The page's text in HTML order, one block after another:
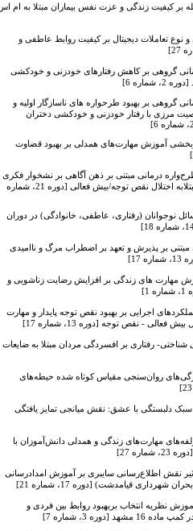
کیفیت زندگی و عزت نفس بیماران مبتلا به ام اس
تعاملات دیجیتال بر کیفیت روابط عاطفی و
گروهی بر کاهش رفتارهای خودزنی و خودکشی
بر بهبود طرحواره های ناسازگار اولیه و
مرزی با رفتار خودزنی و خودکشی دختران
آموزش مهارت‌های همدلی بر بهبود قضاوت
درمانی مبتنی بر ذهن آگاهی بر نشخوار فکری
و سلامت روان مادران دارای فرزندان مبتلابه اختلال نقص توجه/بیش فعالی [دوره 21، شماره
(رفتاری، عاطفی، خانوادگی) در دوران
بر پذیرش و تعهد بر اضطراب مرگ و ناامیدی
های زندگی بر افزایش رضایت زناشویی و
اجرایی بر بهبود نقص توجه پایدار و مهارت
- نقص توجه [دوره 13، شماره 17]
رفتاری بر افسردگی مردان مبتلا به ضایعات
روان‌سنجی مقیاس کوتاه شده حیطه‌های
دلبستگی با عشق: نقش میانجی تمایز یافتگی
مهارت‌های زندگی و همدلی دانش‌آموزان با
27]
نقش اطلاع‌رسانی سایبری بر آموزش امدادرسانی
قیامدشت) [دوره 17، شماره 21]
نظریه انتخاب بربهبود روابط بین فردی و